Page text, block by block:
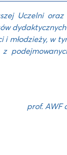
Uczelni
młodzieży, w
z
prof. AWF